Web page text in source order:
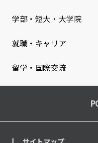
学部・短大・大学院
就職・キャリア
留学・国際交流